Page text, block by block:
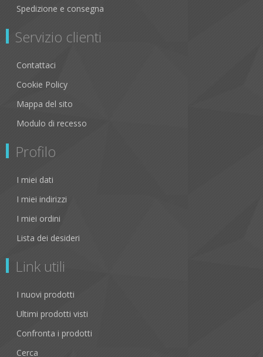
Spedizione e consegna
Servizio clienti
Contattaci
Cookie Policy
Mappa del sito
Modulo di recesso
Profilo
I miei dati
I miei indirizzi
I miei ordini
Lista dei desideri
Link utili
I nuovi prodotti
Ultimi prodotti visti
Confronta i prodotti
Cerca